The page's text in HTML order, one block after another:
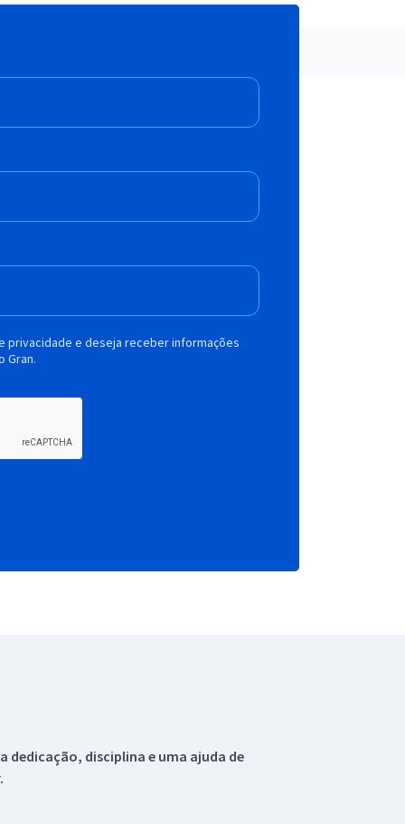
privacidade e deseja receber informações
Gran.
dedicação, disciplina e uma ajuda de